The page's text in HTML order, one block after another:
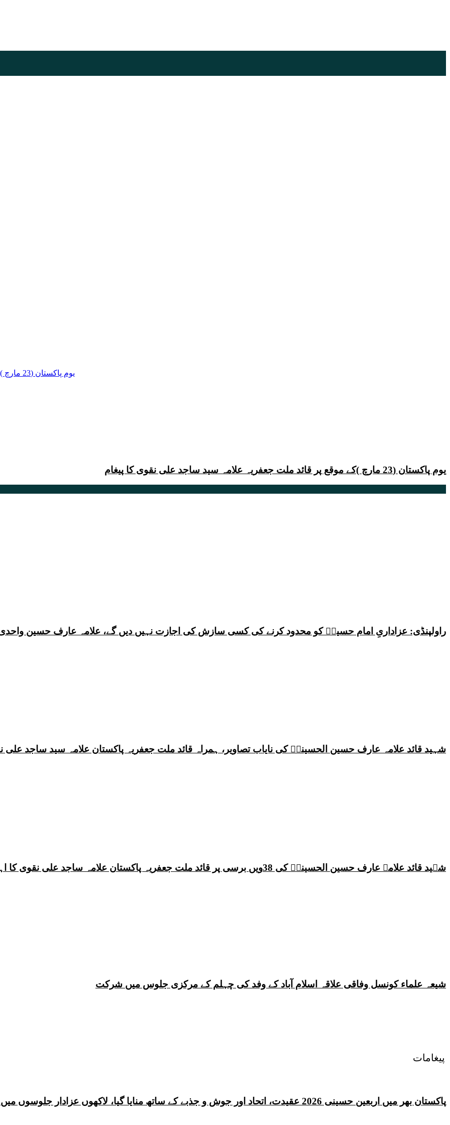
پیغامات
یوم پاکستان (23 مارچ )کے موقع پر قائد ملت جعفریہ علامہ سید ساجد علی نقوی کا پیغام
راولپنڈی: عزاداریِ امام حسینؑ کو محدود کرنے کی کسی سازش کی اجازت نہیں دیں گے، علامہ عارف حسین
شہید قائد علامہ عارف حسین الحسینیؒ کی نایاب تصاویر، ہمراہ قائد ملت جعفریہ پاکستان علامہ سید ساجد علی
شہید قائد علامہ عارف حسین الحسینیؒ کی 38ویں برسی پر قائد ملت جعفریہ پاکستان علامہ ساجد علی نقوی کا اہم پیغام
شیعہ علماء کونسل وفاقی علاقہ اسلام آباد کے وفد کی چہلم کے مرکزی جلوس میں شرکت
پاکستان بھر میں اربعین حسینی 2026 عقیدت، اتحاد اور جوش و جذبے کے ساتھ منایا گیا، لاکھوں عزادار جلوسوں میں شریک